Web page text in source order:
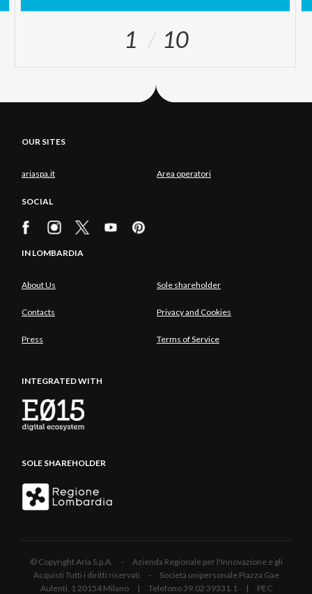
1 10
OUR SITES
ariaspa.it Area operatori
SOCIAL
IN LOMBARDIA
About Us Sole shareholder
Contacts Privacy and Cookies
Press Terms of Service
INTEGRATED WITH
SOLE SHAREHOLDER
© Copyright Aria S.p.A. - Azienda Regionale per l'Innovazione e gli
Acquisti Tutti i diritti riservati - Società unipersonale Piazza Gae
Aulenti, 1 20154 Milano | Telefono 39.02 39331.1 | PEC